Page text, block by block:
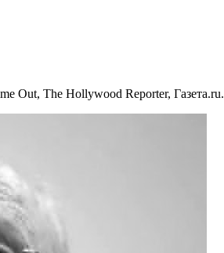
Out, The Hollywood Reporter, Газета.ru.